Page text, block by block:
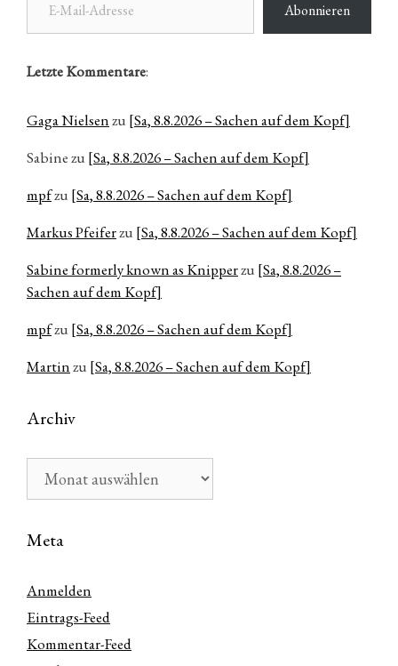
Abonnieren
Letzte Kommentare:
Gaga Nielsenzu [Sa, 8.8.2026 – Sachen auf dem Kopf]
Sabinezu [Sa, 8.8.2026 – Sachen auf dem Kopf]
mpfzu [Sa, 8.8.2026 – Sachen auf dem Kopf]
Markus Pfeiferzu [Sa, 8.8.2026 – Sachen auf dem Kopf]
Sabine formerly known as Knipperzu [Sa, 8.8.2026 –
Sachen auf dem Kopf]
mpfzu [Sa, 8.8.2026 – Sachen auf dem Kopf]
Martinzu [Sa, 8.8.2026 – Sachen auf dem Kopf]
Archiv
Meta
Anmelden
Eintrags-Feed
Kommentar-Feed